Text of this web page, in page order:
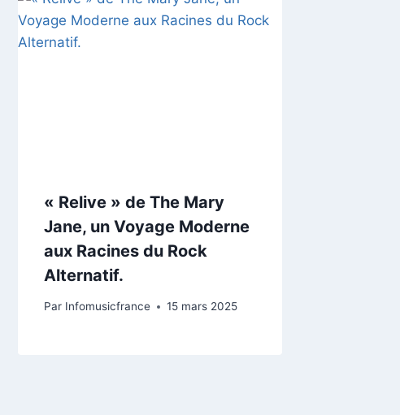
« Relive » de The Mary
Jane, un Voyage Moderne
aux Racines du Rock
Alternatif.
Par Infomusicfrance 15 mars 2025